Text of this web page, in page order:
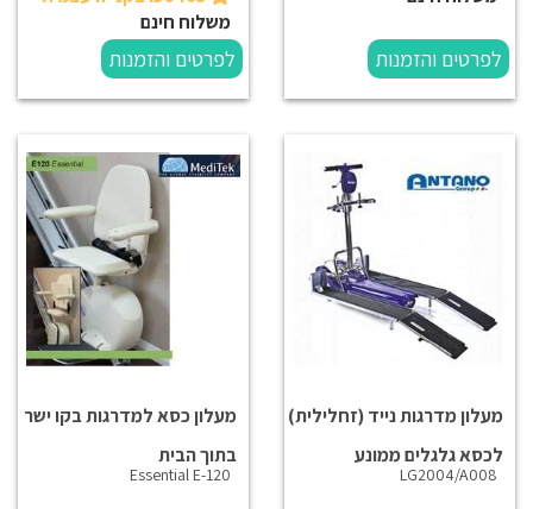
לפרטים והזמנות
משלוח חינם
לפרטים והזמנות
מעלון מדרגות נייד (זחלילית)
לכסא גלגלים ממונע
LG2004/A008
מעלון כסא למדרגות בקו ישר
בתוך הבית
Essential E-120